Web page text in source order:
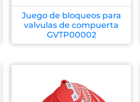
Juego de bloqueos para
valvulas de compuerta
GVTP00002